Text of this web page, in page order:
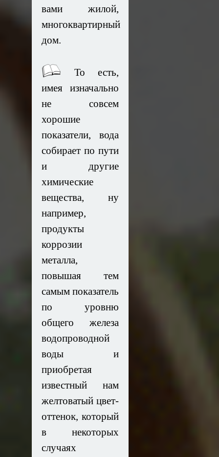
вами жилой,
многоквартирный
дом.
То есть,
имея изначально
не совсем
хорошие
показатели, вода
собирает по пути
и другие
химические
вещества, ну
например,
продукты
коррозии
металла,
повышая тем
самым показатель
по уровню
общего железа
водопроводной
воды и
приобретая
известный нам
желтоватый цвет-
оттенок, который
в некоторых
случаях